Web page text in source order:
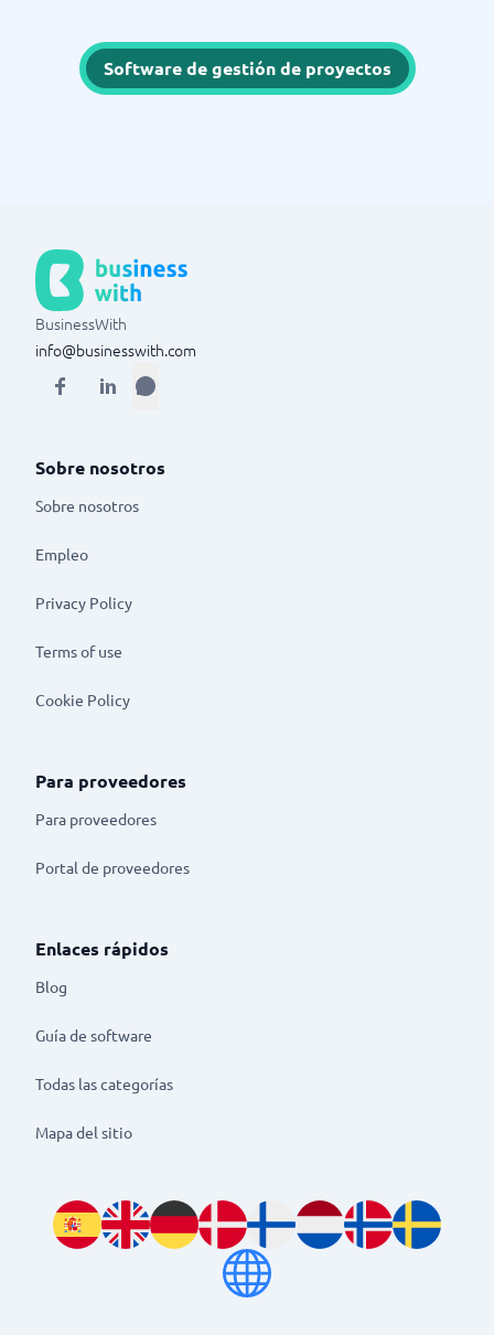
Software de gestión de proyectos
BusinessWith
info@businesswith.com
Sobre nosotros
Sobre nosotros
Empleo
Privacy Policy
Terms of use
Cookie Policy
Para proveedores
Para proveedores
Portal de proveedores
Enlaces rápidos
Blog
Guía de software
Todas las categorías
Mapa del sitio